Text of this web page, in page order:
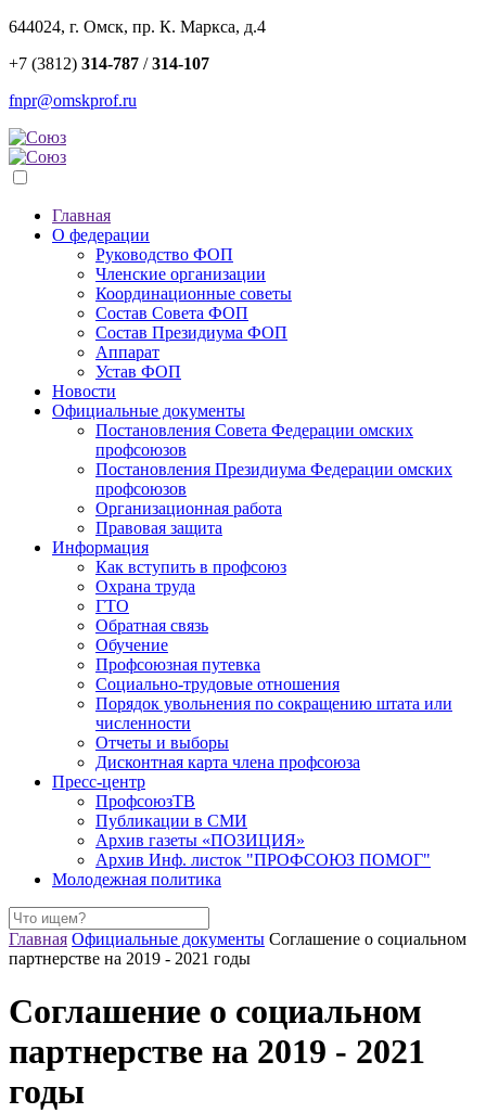
644024, г. Омск, пр. К. Маркса, д.4
+7 (3812) 314-787 /314-107
fnpr@omskprof.ru
Главная
О федерации
Руководство ФОП
Членские организации
Координационные советы
Состав Совета ФОП
Состав Президиума ФОП
Аппарат
Устав ФОП
Новости
Официальные документы
Постановления Совета Федерации омских
профсоюзов
Постановления Президиума Федерации омских
профсоюзов
Организационная работа
Правовая защита
Информация
Как вступить в профсоюз
Охрана труда
ГТО
Обратная связь
Обучение
Профсоюзная путевка
Социально-трудовые отношения
Порядок увольнения по сокращению штата или
численности
Отчеты и выборы
Дисконтная карта члена профсоюза
Пресс-центр
ПрофсоюзТВ
Публикации в СМИ
Архив газеты «ПОЗИЦИЯ»
Архив Инф. листок "ПРОФСОЮЗ ПОМОГ"
Молодежная политика
Главная Официальные документы Соглашение о социальном
партнерстве на 2019 - 2021 годы
Соглашение о социальном
партнерстве на 2019 - 2021
годы